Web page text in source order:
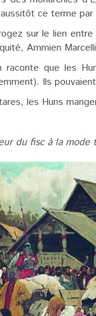
ce terme
sur le lien
Ammien
que les
Ils
les Huns
du fisc à la